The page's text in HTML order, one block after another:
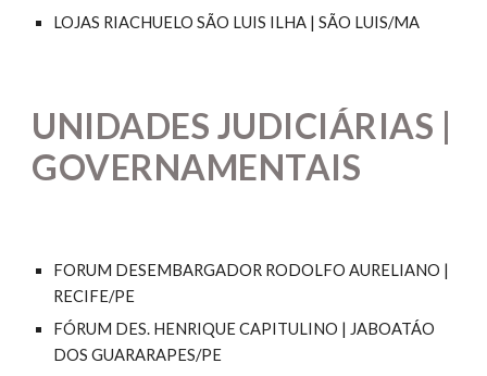
LOJAS RIACHUELO SÃO LUIS ILHA | SÃO LUIS/MA
UNIDADES JUDICIÁRIAS |
GOVERNAMENTAIS
FORUM DESEMBARGADOR RODOLFO AURELIANO |
RECIFE/PE
FÓRUM DES. HENRIQUE CAPITULINO | JABOATÁO
DOS GUARARAPES/PE